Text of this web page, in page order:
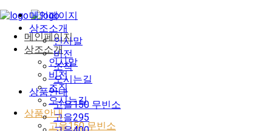
메인페이지
상조소개
인사말
비전
조직
오시는길
상품안내
고을150 무빈소
메인페이지
상조소개
인사말
비전
조직
오시는길
상품안내
고을150 무빈소
고을295